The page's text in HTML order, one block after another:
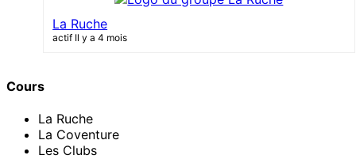
La Ruche
actif Il y a 4 mois
Cours
La Ruche
La Coventure
Les Clubs